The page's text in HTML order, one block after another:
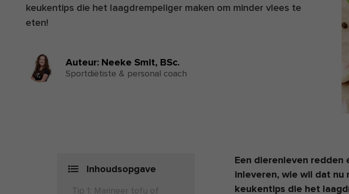
keukentips die het laagdrempeliger maken om minder vlees te
eten!
Auteur: Neeke Smit, BSc.
Sportdiëtiste & personal coach
Inhoudsopgave
Tip 1: Marineer tofu of
Een dierenleven redden
inleveren, wie wil dat
keukentips die het